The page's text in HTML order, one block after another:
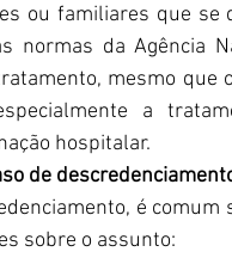
ou familiares que se
normas da Agência
mesmo que
a
hospitalar.
de
é
sobre o assunto: